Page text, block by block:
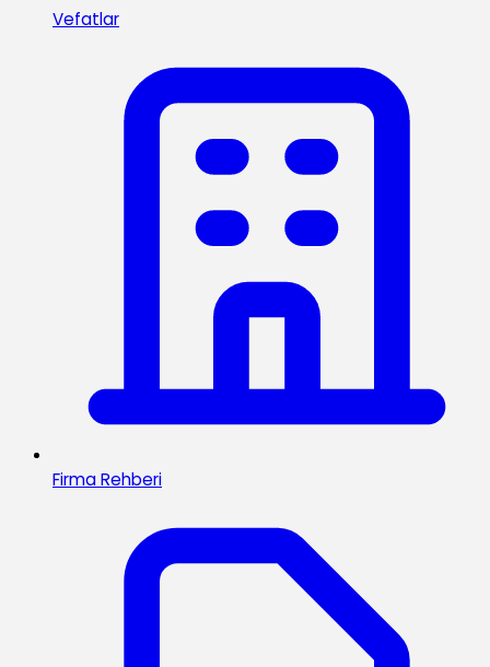
Vefatlar
Firma Rehberi